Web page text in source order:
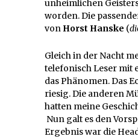
unheimlichen
worden. Die
von Horst Hanske (
Gleich in der Nacht
telefonisch Leser mit
das Phänomen. Das
riesig. Die anderen
hatten meine
Nun galt es den
Ergebnis war die